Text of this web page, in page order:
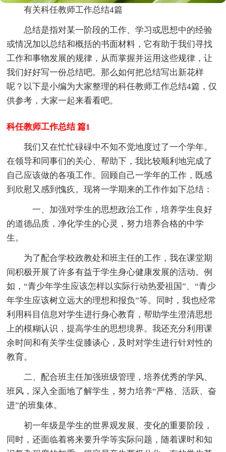
有关科任教师工作总结4篇
总结是指对某一阶段的工作、学习或思想中的经验
或情况加以总结和概括的书面材料，它有助于我们寻找
工作和事物发展的规律，从而掌握并运用这些规律，让
我们好好写一份总结吧。那么如何把总结写出新花样
呢？以下是小编为大家整理的科任教师工作总结4篇，仅
供参考，大家一起来看看吧。
科任教师工作总结 篇1
我们又在忙忙碌碌中不知不觉地度过了一个学年。
在领导和同事们的关心、帮助下，我比较顺利地完成了
自己应该做的各项工作。回顾自己一学年的工作，既感
到欣慰又感到愧疚。现将一学期来的工作作如下总结：
一、加强对学生的思想政治工作，培养学生良好
的道德品质，净化学生的心灵，努力培养合格的中学
生。
为了配合学校政教处和班主任的工作，我在课堂期
间积极开展了许多有益于学生身心健康发展的活动。例
如，“青少年学生应该怎样以实际行动热爱祖国”、“青少
年学生应该树立远大的理想和报负”等。同时，我也经常
利用科目信息对学生进行身心教育，帮助学生澄清思想
上的模糊认识，提高学生的思想境界。我还充分利用课
余时间和有关学生促膝谈心，及时对学生进行针对性的
教育。
二、配合班主任加强班级管理，培养优秀的学风、
班风，深入全面地了解学生，努力培养“严格、活跃、奋
进”的班集体。
初一年级是学生的世界观发展、变化的重要阶段，
同时，还面临着将来要升学等实际问题，随着课时和知